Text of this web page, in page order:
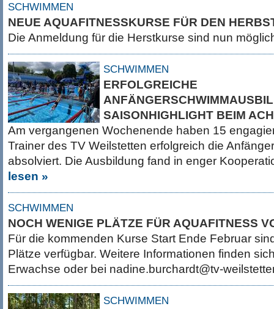
SCHWIMMEN
NEUE AQUAFITNESSKURSE FÜR DEN
Die Anmeldung für die Herstkurse sind nun
SCHWIMMEN
ERFOLGREICHE
SAISONHIGHLIGHT BEIM
Am vergangenen Wochenende haben 15
Trainer des TV Weilstetten erfolgreich die
absolviert. Die Ausbildung fand in enger
lesen »
SCHWIMMEN
NOCH WENIGE PLÄTZE FÜR AQUAFITNESS
Für die kommenden Kurse Start Ende Februar
Plätze verfügbar. Weitere Informationen finden
Erwachse oder bei nadine.burchardt@tv-
SCHWIMMEN